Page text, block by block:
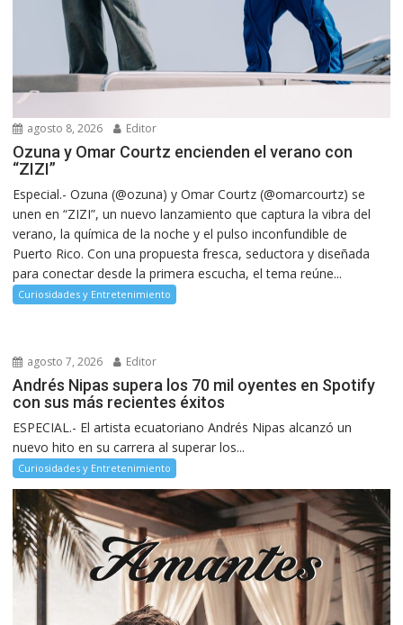
agosto 8, 2026 Editor
Ozuna y Omar Courtz encienden el verano con
“ZIZI”
Especial.- Ozuna (@ozuna) y Omar Courtz (@omarcourtz) se
unen en “ZIZI”, un nuevo lanzamiento que captura la vibra del
verano, la química de la noche y el pulso inconfundible de
Puerto Rico. Con una propuesta fresca, seductora y diseñada
para conectar desde la primera escucha, el tema reúne...
Curiosidades y Entretenimiento
agosto 7, 2026 Editor
Andrés Nipas supera los 70 mil oyentes en Spotify
con sus más recientes éxitos
ESPECIAL.- El artista ecuatoriano Andrés Nipas alcanzó un
nuevo hito en su carrera al superar los...
Curiosidades y Entretenimiento